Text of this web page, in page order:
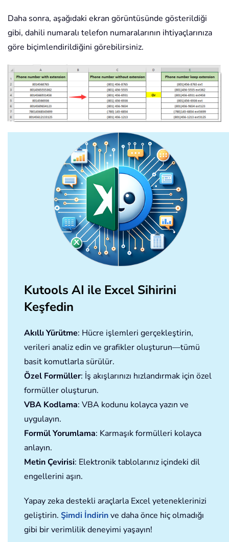
Daha sonra, aşağıdaki ekran görüntüsünde gösterildiği
gibi, dahili numaralı telefon numaralarının ihtiyaçlarınıza
göre biçimlendirildiğini görebilirsiniz.
Kutools AI ile Excel Sihirini
Keşfedin
Akıllı Yürütme: Hücre işlemleri gerçekleştirin,
verileri analiz edin ve grafikler oluşturun—tümü
basit komutlarla sürülür.
Özel Formüller: İş akışlarınızı hızlandırmak için özel
formüller oluşturun.
VBA Kodlama: VBA kodunu kolayca yazın ve
uygulayın.
Formül Yorumlama: Karmaşık formülleri kolayca
anlayın.
Metin Çevirisi: Elektronik tablolarınız içindeki dil
engellerini aşın.
Yapay zeka destekli araçlarla Excel yeteneklerinizi
geliştirin. Şimdi İndirinve daha önce hiç olmadığı
gibi bir verimlilik deneyimi yaşayın!